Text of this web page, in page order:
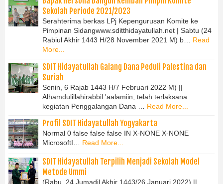
Sekolah Periode 2021/2023
Serahterima berkas LPj Kepengurusan Komite ke
Pimpinan Sidangwww.sditthidayatullah.net | Sabtu (24
Rabiul Akhir 1443 H/28 November 2021 M) b… Read
More...
SDIT Hidayatullah Galang Dana Peduli Palestina dan
Suriah
Senin, 6 Rajab 1443 H/7 Februari 2022 M) ||
Alhamdulillahirabbil 'aalamiin, telah terlaksana
kegiatan Penggalangan Dana …
Read More...
Profil SDIT Hidayatullah Yogyakarta
Normal 0 false false false IN X-NONE X-NONE
MicrosoftI… Read More...
SDIT Hidayatullah Terpilih Menjadi Sekolah Model
Metode Ummi
(Rabu, 24 Jumadil Akhir 1443/26 Januari 2022) ||